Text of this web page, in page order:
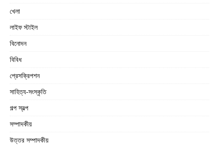
খেলা
লাইফ স্টাইল
বিনোদন
বিবিধ
প্রেসক্রিপশন
সাহিত্য-সংস্কৃতি
গল্প স্বল্প
সম্পাদকীয়
উত্তর সম্পাদকীয়